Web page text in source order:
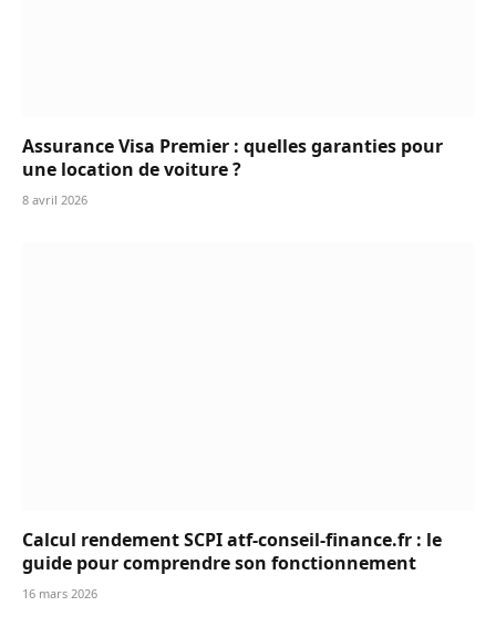
Assurance Visa Premier : quelles garanties pour
une location de voiture ?
8 avril 2026
Calcul rendement SCPI atf-conseil-finance.fr : le
guide pour comprendre son fonctionnement
16 mars 2026